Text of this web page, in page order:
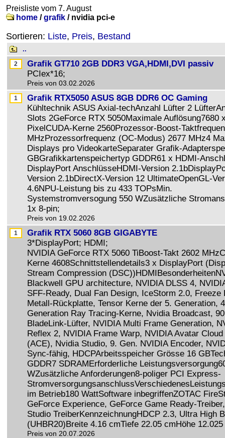
Preisliste vom 7. August
home /grafik / nvidia pci-e
Sortieren: Liste, Preis, Bestand
..
Grafik GT710 2GB DDR3 VGA,HDMI,DVI passiv
PCIex*16;
Preis von 03.02.2026
Grafik RTX5050 ASUS 8GB DDR6 OC Gaming
Kühltechnik ASUS Axial-techAnzahl Lüfter 2
Slots 2GeForce RTX 5050Maximale Auflösung7680
PixelCUDA-Kerne 2560Prozessor-Boost-
MHzProzessorfrequenz (OC-Modus) 2677 MHz4
Displays pro VideokarteSeparater Grafik-
GBGrafikkartenspeichertyp GDDR61 x HDMI-
DisplayPort AnschlüsseHDMI-Version
Version 2.1bDirectX-Version 12 UltimateOpenGL-
4.6NPU-Leistung bis zu 433 TOPsMin.
Systemstromversogung 550 WZusätzliche
1x 8-pin;
Preis von 19.02.2026
Grafik RTX 5060 8GB GIGABYTE
3*DisplayPort; HDMI;
NVIDIA GeForce RTX 5060 TiBoost-Takt 2602
Kerne 4608Schnittstellendetails3 x DisplayPort
Stream Compression
Blackwell GPU architecture, NVIDIA DLSS 4,
SFF-Ready, Dual Fan Design, IceStorm 2.0, Freeze
Metall-Rückplatte, Tensor Kerne der 5. Generation,
Generation Ray Tracing-Kerne, Nvidia Broadcast,
BladeLink-Lüfter, NVIDIA Multi Frame Generation,
Reflex 2, NVIDIA Frame Warp, NVIDIA Avatar Cloud
(ACE), Nvidia Studio, 9. Gen. NVIDIA Encoder,
Sync-fähig, HDCPArbeitsspeicher Grösse 16
GDDR7 SDRAMErforderliche
WZusätzliche Anforderungen8-poliger PCI Express-
im Betrieb180 WattSoftware inbegriffenZOTAC
GeForce Experience, GeForce Game Ready-
Studio TreiberKennzeichnungHDCP 2.3, Ultra High
(UHBR20)Breite 4.16 cmTiefe 22.05 cmHöhe
Preis von 20.07.2026